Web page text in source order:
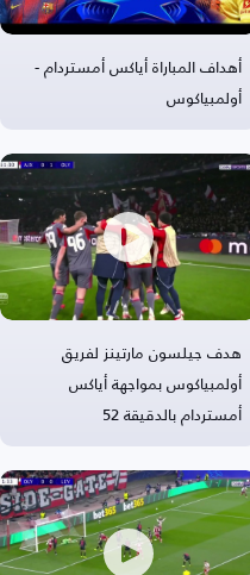
أهداف المباراة أياكس أمستردام -
أولمبياكوس
هدف جيلسون مارتينز لفريق
أولمبياكوس بمواجهة أياكس
أمستردام بالدقيقة 52